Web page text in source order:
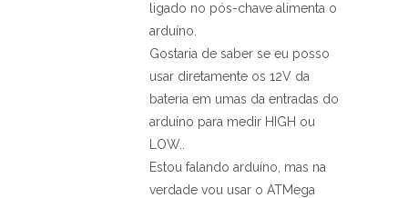
ligado no pós-chave alimenta o
arduíno.
Gostaria de saber se eu posso
usar diretamente os 12V da
bateria em umas da entradas do
arduíno para medir HIGH ou
LOW..
Estou falando arduíno, mas na
verdade vou usar o ATMega